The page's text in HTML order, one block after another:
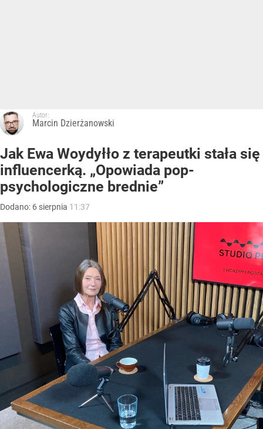
Autor:
Marcin Dzierżanowski
Jak Ewa Woydyłło z terapeutki stała się
influencerką. „Opowiada pop-
psychologiczne brednie”
Dodano: 6 sierpnia 11:37